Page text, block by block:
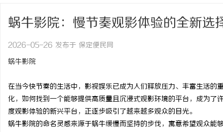
蜗牛影院：慢节奏观影体验的全新选
2026-05-26 发布于 保定便民网
蜗牛影院
在当今快节奏的生活中，影视娱乐已成为人们释放压力、丰富生活
化，如何找到一个能够提供高质量且沉浸式观影环境的平台，成为
度观影体验的新兴平台，正逐步吸引了越来越多观众的目光。
蜗牛影院的命名灵感来源于蜗牛缓慢而坚持的步伐，寓意希望观众